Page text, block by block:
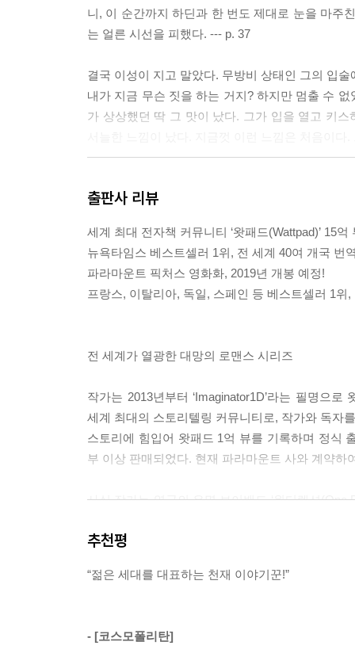
니, 이 순간까지 하딘과 한 번도 제대로 눈을 마주
는 얼른 시선을 피했다. --- p. 37
결국 이성이 지고 말았다. 무방비 상태인 그의 입
내가 지금 무슨 짓을 하는 거지? 하지만 멈출 수
가 상상했던 딱 그 맛이 났다. 그가 입을 열고 키
었기 때문에, 나랑 비슷한 그가 편했던 건 아닐까.
이 나를 바라보기만 해도 느껴지는 아득함 같은
거다. 그리고 시도 때도 없이 불쑥불쑥 내 머릿속
“너도 다른 사람보다 나를 더 많이 알고 있잖아.”
했다. 아름다운 얼굴에 시종일관 미소를 머금고 있
문자 그대로, 심장이 멈춰버렸다. 심장 박동이 멈
르게 쿵쾅거리기 시작했다. 몰리는 뻐기는 듯 나
없는 고통이 자리 잡았다. 뜨거운 눈물이 뺨으로
출판사 리뷰
세계 최대 전자책 커뮤니티 ‘왓패드(Wattpad)’ 15억
뉴욕타임스 베스트셀러 1위, 전 세계 40여 개국 번
파라마운트 픽처스 영화화, 2019년 개봉 예정!
프랑스, 이탈리아, 독일, 스페인 등 베스트셀러 1위
전 세계가 열광한 대망의 로맨스 시리즈
작가는 2013년부터 ‘Imaginator1D’라는 필명으
세계 최대의 스토리텔링 커뮤니티로, 작가와 독자
스토리에 힘입어 왓패드 1억 뷰를 기록하며 정식
부 이상 판매되었다. 현재 파라마운트 사와 계약하
사실 작가는 영국의 유명 보이밴드 ‘원디렉션
합성한 해시태그 닉네임 #Hessa를 보유할 정도
“내일 그가 나한테 무슨 짓을 하든,
추천평
“젊은 세대를 대표하는 천재 이야기꾼!”
- [코스모폴리탄]